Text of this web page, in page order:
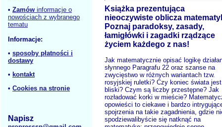
• Zamów informacje o
nowościach z wybranego
tematu
Informacje:
• sposoby płatności i
dostawy
• kontakt
• Cookies na stronie
Napisz
Książka prezentująca
nieoczywiste oblicza
Poznaj paradoksy, zasady,
łamigłówki i zagadki rządzące
życiem każdego z nas!
Jak matematycznie opisać logikę
słynnego Paragrafu 22 oraz szanse na
zwycięstwo w różnych wariantach tzw.
rosyjskiej ruletki? Czy koniec świata jest
bliski? Czym są liczby przestępne? Jak
rozładować korki w mieście?
opowieści to ciekawe i bardzo
spojrzenia na takie zagadnienia, gdzie
spodziewalibyście się natknąć na